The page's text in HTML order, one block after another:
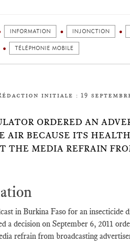
INFORMATION INJONCTION
TÉLÉPHONIE MOBILE
initiale : 19 septembre
ORDERED AN
AIR BECAUSE ITS
THE MEDIA REFRAIN
in Burkina Faso for an insecticide
a decision on September 6, 2011
refrain from broadcasting